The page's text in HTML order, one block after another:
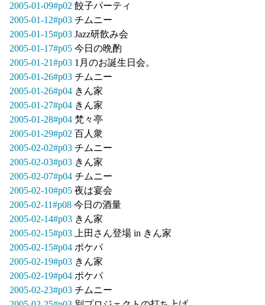
2005-01-09#p02 餃子パーティ
2005-01-12#p03 チムニー
2005-01-15#p03 Jazz研飲み会
2005-01-17#p05 今日の晩酌
2005-01-21#p03 1月のお誕生日会。
2005-01-26#p03 チムニー
2005-01-26#p04 きん家
2005-01-27#p04 きん家
2005-01-28#p04 梵々亭
2005-01-29#p02 百人衆
2005-02-02#p03 チムニー
2005-02-03#p03 きん家
2005-02-07#p04 チムニー
2005-02-10#p05 夜は宴会
2005-02-11#p08 今日の酒量
2005-02-14#p03 きん家
2005-02-15#p03 上田さん登場 in きん家
2005-02-15#p04 ポケパ
2005-02-19#p03 きん家
2005-02-19#p04 ポケパ
2005-02-23#p03 チムニー